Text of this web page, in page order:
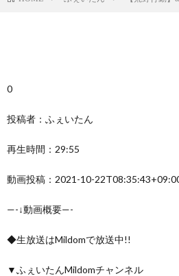
0
投稿者：ふぇいたん
再生時間：29:55
動画投稿：2021-10-
—-↓動画概要—-
◆生放送はMildomで放送中!!
▼ふぇいたんMildomチャンネル